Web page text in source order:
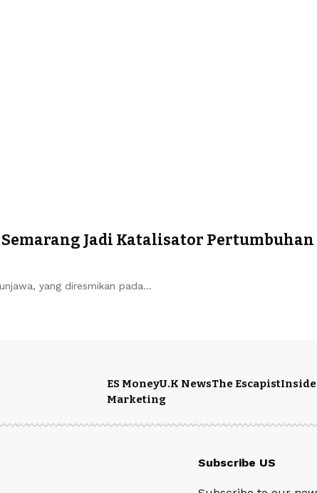
Semarang Jadi Katalisator
yang diresmikan pada…
ES MoneyU.K NewsThe Escapist
Marketing
Subscribe US